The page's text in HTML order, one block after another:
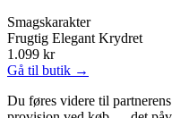
Smagskarakter
Frugtig Elegant Krydret
1.099 kr
Gå til butik →
Du føres videre til